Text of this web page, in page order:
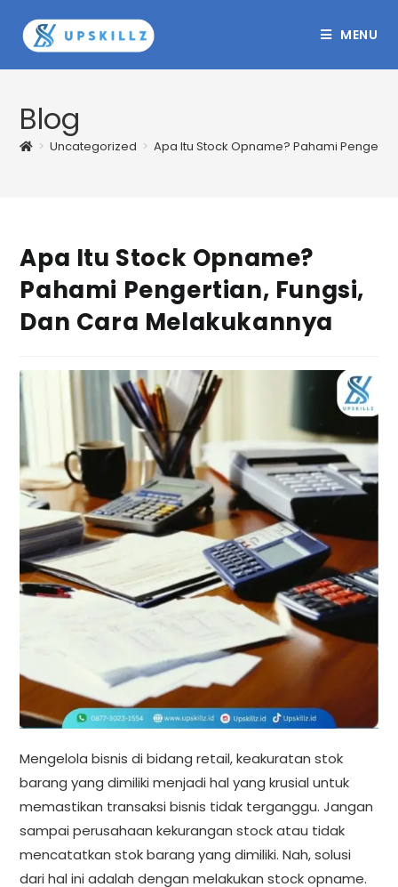
content
MENU
Blog
> Uncategorized > Apa Itu Stock Opname? Pahami
Apa Itu Stock Opname?
Pahami Pengertian, Fungsi,
Dan Cara Melakukannya
Mengelola bisnis di bidang retail, keakuratan stok
barang yang dimiliki menjadi hal yang krusial untuk
memastikan transaksi bisnis tidak terganggu. Jangan
sampai perusahaan kekurangan stock atau tidak
mencatatkan stok barang yang dimiliki. Nah, solusi
dari hal ini adalah dengan melakukan stock opname.